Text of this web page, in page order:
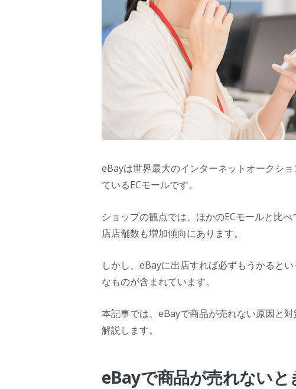
eBayは世界最大のインターネットオークシ
ているECモールです。
ショップの観点では、ほかのECモールと比
店店舗数も増加傾向にあります。
しかし、eBayに出店すれば必ずもうかると
なものが含まれています。
本記事では、eBayで商品が売れない原因と
解説します。
eBayで商品が売れない